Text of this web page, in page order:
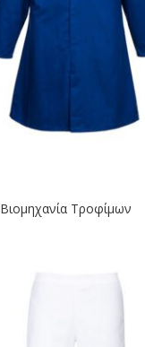
Βιομηχανία Τροφίμων